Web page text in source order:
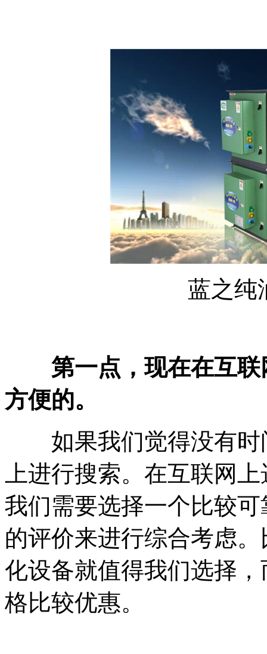
蓝之纯
第一点，现在在互联
方便的。
如果我们觉得没有时
上进行搜索。在互联网
我们需要选择一个比较
的评价来进行综合考虑
化设备就值得我们选择
格比较优惠。